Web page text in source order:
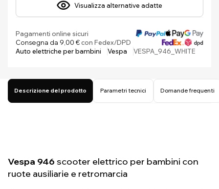
Visualizza alternative adatte
Pagamenti online sicuri
Consegna da 9,00 €con Fedex/DPD
Auto elettriche per bambini
Vespa VESPA_946_WHITE
Descrizione del prodotto Parametri tecnici Domande frequenti
Vespa 946 scooter elettrico per bambini con
ruote ausiliarie e retromarcia